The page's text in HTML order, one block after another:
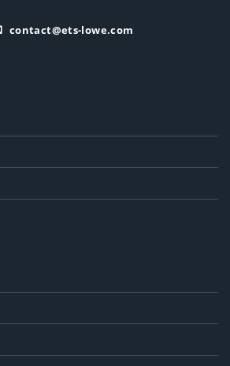
contact@ets-lowe.com